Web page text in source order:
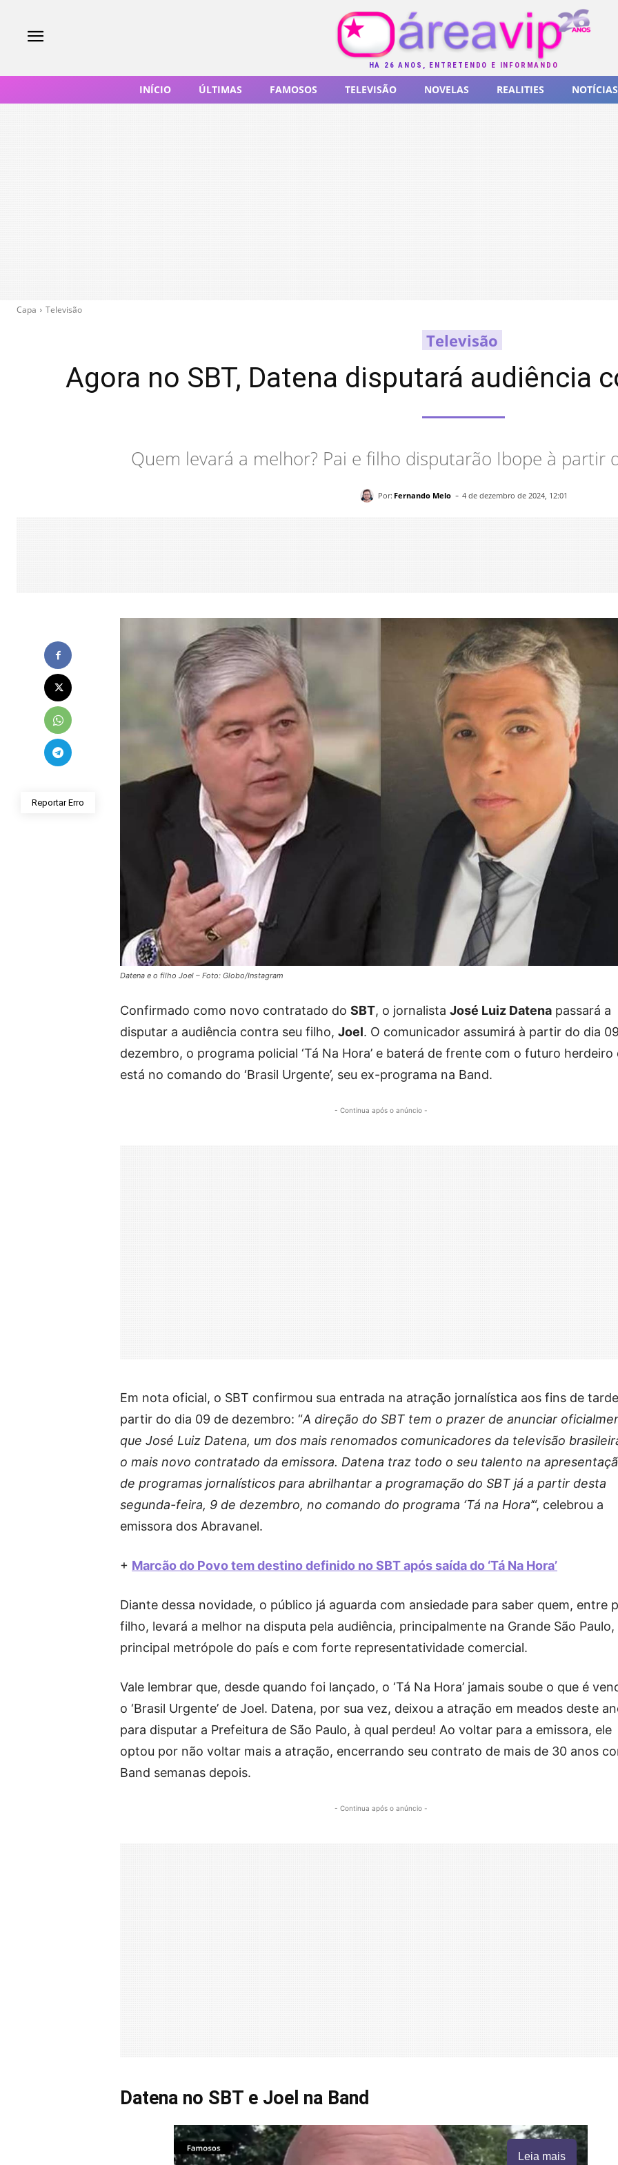
HÁ 26 ANOS, ENTRETENDO E INFORMANDO
INÍCIO ÚLTIMAS FAMOSOS TELEVISÃO NOVELAS REALITIES NOTÍCIAS
Capa Televisão
Televisão
Agora no SBT, Datena disputará audiência
Quem levará a melhor? Pai e filho disputarão Ibope à partir
Por: Fernando Melo - 4 de dezembro de 2024, 12:01
Reportar Erro
Datena e o filho Joel – Foto: Globo/Instagram
Confirmado como novo contratado do SBT, o jornalista José Luiz Datena passará a
disputar a audiência contra seu filho, Joel. O comunicador assumirá à partir do dia
dezembro, o programa policial ‘Tá Na Hora’ e baterá de frente com o futuro herdeiro
está no comando do ‘Brasil Urgente’, seu ex-programa na Band.
- Continua após o anúncio -
Em nota oficial, o SBT confirmou sua entrada na atração jornalística aos fins de
partir do dia 09 de dezembro: “A direção do SBT tem o prazer de anunciar
que José Luiz Datena, um dos mais renomados comunicadores da televisão
o mais novo contratado da emissora. Datena traz todo o seu talento na
de programas jornalísticos para abrilhantar a programação do SBT já a partir desta
segunda-feira, 9 de dezembro, no comando do programa ‘Tá na Hora’“, celebrou a
emissora dos Abravanel.
+ Marcão do Povo tem destino definido no SBT após saída do ‘Tá Na Hora’
Diante dessa novidade, o público já aguarda com ansiedade para saber quem, entre
filho, levará a melhor na disputa pela audiência, principalmente na Grande São Paulo,
principal metrópole do país e com forte representatividade comercial.
Vale lembrar que, desde quando foi lançado, o ‘Tá Na Hora’ jamais soube o que é
o ‘Brasil Urgente’ de Joel. Datena, por sua vez, deixou a atração em meados deste
para disputar a Prefeitura de São Paulo, à qual perdeu! Ao voltar para a emissora, ele
optou por não voltar mais a atração, encerrando seu contrato de mais de 30 anos
Band semanas depois.
- Continua após o anúncio -
Datena no SBT e Joel na Band
Leia mais